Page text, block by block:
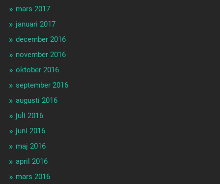
mars 2017
januari 2017
december 2016
november 2016
oktober 2016
september 2016
augusti 2016
juli 2016
juni 2016
maj 2016
april 2016
mars 2016